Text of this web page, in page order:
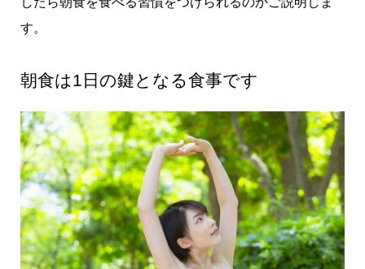
す。
朝食は1日の鍵となる食事です